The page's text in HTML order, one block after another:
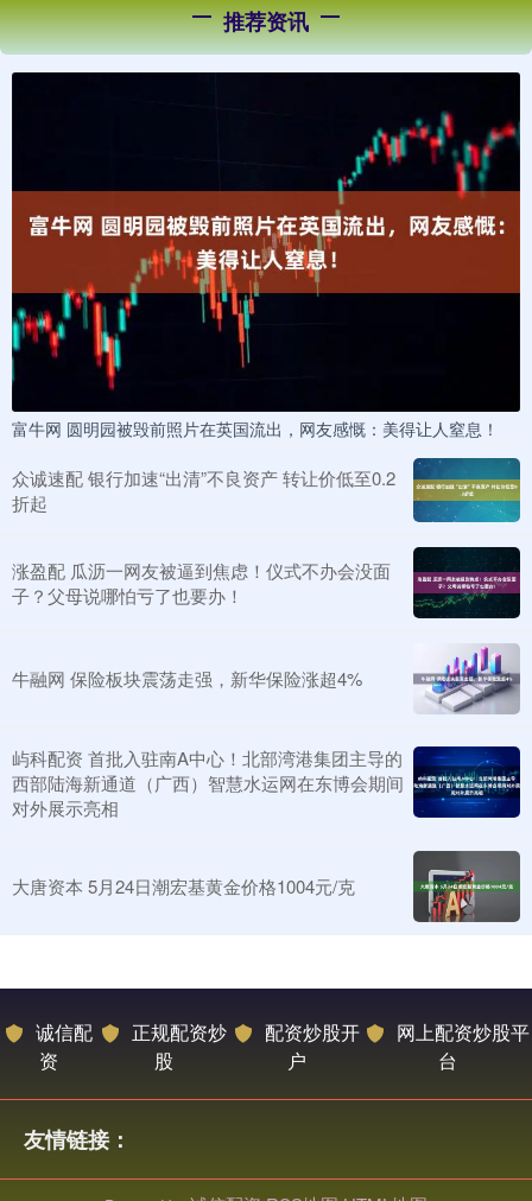
推荐资讯
富牛网 圆明园被毁前照片在英国流出，网友感慨：美得让人窒息！
众诚速配 银行加速“出清”不良资产 转让价低至0.2
折起
涨盈配 瓜沥一网友被逼到焦虑！仪式不办会没面
子？父母说哪怕亏了也要办！
牛融网 保险板块震荡走强，新华保险涨超4%
屿科配资 首批入驻南A中心！北部湾港集团主导的
西部陆海新通道（广西）智慧水运网在东博会期间
对外展示亮相
大唐资本 5月24日潮宏基黄金价格1004元/克
诚信配
资
正规配资炒
股
配资炒股开
户
网上配资炒股平
台
友情链接：